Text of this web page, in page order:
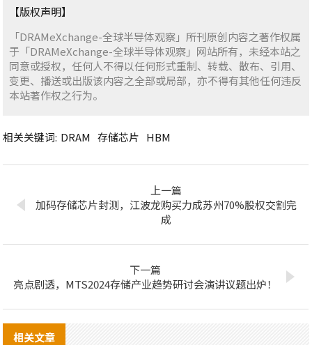
【版权声明】
「DRAMeXchange-全球半导体观察」所刊原创内容之著作权属
于「DRAMeXchange-全球半导体观察」网站所有，未经本站之
同意或授权，任何人不得以任何形式重制、转载、散布、引用、
变更、播送或出版该内容之全部或局部，亦不得有其他任何违反
本站著作权之行为。
相关关键词: DRAM 存储芯片 HBM
上一篇
加码存储芯片封测，江波龙购买力成苏州70%股权交割完
成
下一篇
亮点剧透，MTS2024存储产业趋势研讨会演讲议题出炉！
相关文章